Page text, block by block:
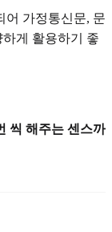
어 가정통신문, 문
게 활용하기 좋
씩 해주는 센스까